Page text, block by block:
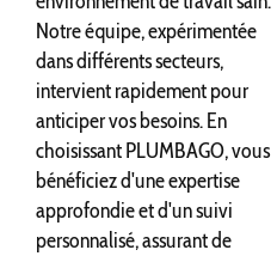
Notre équipe, expérimentée
dans différents secteurs,
intervient rapidement pour
anticiper vos besoins. En
choisissant PLUMBAGO, vous
bénéficiez d'une expertise
approfondie et d'un suivi
personnalisé, assurant de